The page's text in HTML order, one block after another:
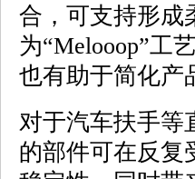
合，可支持形成
为“Melooop”工
也有助于简化产
对于汽车扶手等
的部件可在反复